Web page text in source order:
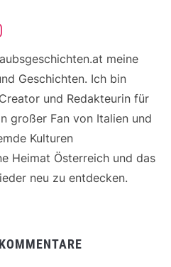
meine
Geschichten. Ich bin
und Redakteurin für
großer Fan von Italien und
Kulturen
Heimat Österreich und das
neu zu entdecken.